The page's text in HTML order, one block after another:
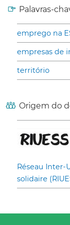
Palavras-
emprego na
empresas de
território
Origem do
Réseau Inter-
solidaire